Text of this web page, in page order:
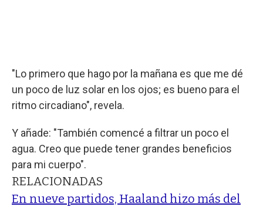
"Lo primero que hago por la mañana es que me dé
un poco de luz solar en los ojos; es bueno para el
ritmo circadiano", revela.
Y añade: "También comencé a filtrar un poco el
agua. Creo que puede tener grandes beneficios
para mi cuerpo".
RELACIONADAS
En nueve partidos, Haaland hizo más del